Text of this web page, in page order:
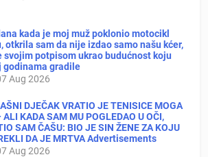
kada je moj muž poklonio motocikl
otkrila sam da nije izdao samo našu kćer,
svojim potpisom ukrao budućnost koju
godinama gradile
Aug 2026
DJEČAK VRATIO JE TENISICE MOGA
KADA SAM MU POGLEDAO U OČI,
SAM ČAŠU: BIO JE SIN ŽENE ZA KOJU
DA JE MRTVA Advertisements
Aug 2026